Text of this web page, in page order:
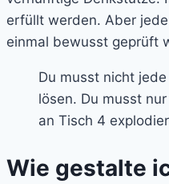
erfüllt werden. Aber
einmal bewusst geprüft
Du musst nicht
lösen. Du musst
an Tisch 4
Wie gestalte